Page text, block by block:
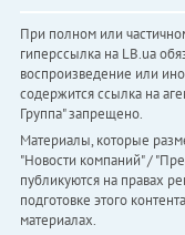
При полном или
гиперссылка на LB.ua
воспроизведение или
содержится ссылка на
Группа" запрещено.
Материалы, которые
"Новости компаний" /
публикуются на правах
подготовке этого
материалах.